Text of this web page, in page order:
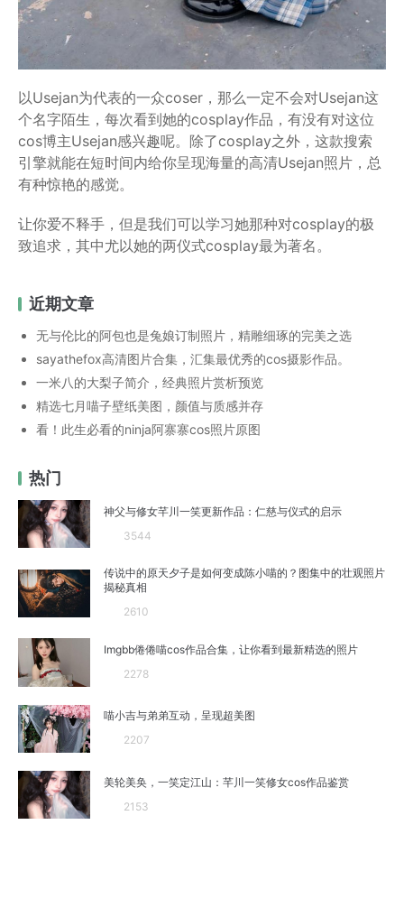
以Usejan为代表的一众coser，那么一定不会对Usejan这
个名字陌生，每次看到她的cosplay作品，有没有对这位
cos博主Usejan感兴趣呢。除了cosplay之外，这款搜索
引擎就能在短时间内给你呈现海量的高清Usejan照片，总
有种惊艳的感觉。
让你爱不释手，但是我们可以学习她那种对cosplay的极
致追求，其中尤以她的两仪式cosplay最为著名。
近期文章
无与伦比的阿包也是兔娘订制照片，精雕细琢的完美之选
sayathefox高清图片合集，汇集最优秀的cos摄影作品。
一米八的大梨子简介，经典照片赏析预览
精选七月喵子壁纸美图，颜值与质感并存
看！此生必看的ninja阿寨寨cos照片原图
热门
神父与修女芊川一笑更新作品：仁慈与仪式的启示
3544
传说中的原天夕子是如何变成陈小喵的？图集中的壮观照片
揭秘真相
2610
Imgbb倦倦喵cos作品合集，让你看到最新精选的照片
2278
喵小吉与弟弟互动，呈现超美图
2207
美轮美奂，一笑定江山：芊川一笑修女cos作品鉴赏
2153